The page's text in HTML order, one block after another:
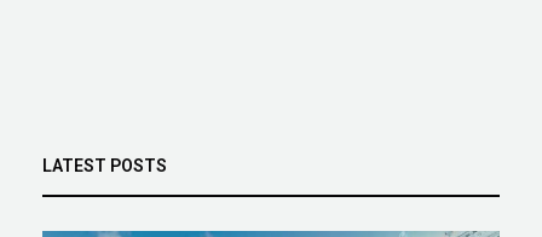
LATEST POSTS